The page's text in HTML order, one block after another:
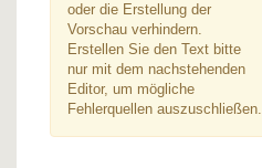
oder die Erstellung der
Vorschau verhindern.
Erstellen Sie den Text bitte
nur mit dem nachstehenden
Editor, um mögliche
Fehlerquellen auszuschließen.